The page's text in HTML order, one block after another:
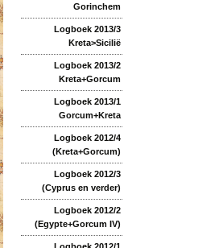
Gorinchem
Logboek 2013/3
Kreta>Sicilië
Logboek 2013/2
Kreta+Gorcum
Logboek 2013/1
Gorcum+Kreta
Logboek 2012/4
(Kreta+Gorcum)
Logboek 2012/3
(Cyprus en verder)
Logboek 2012/2
(Egypte+Gorcum IV)